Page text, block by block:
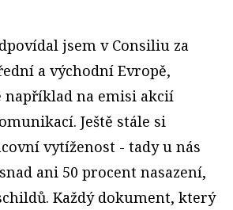
jsem v Consiliu za
a východní Evropě,
například na emisi akcií
Ještě stále si
vytíženost - tady u nás
ani 50 procent nasazení,
Každý dokument, který